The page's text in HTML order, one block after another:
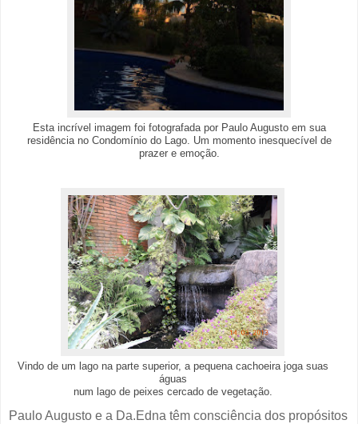
Esta incrível imagem foi fotografada por Paulo Augusto em sua
residência no Condomínio do Lago. Um momento inesquecível de
prazer e emoção.
Vindo de um lago na parte superior, a pequena cachoeira joga suas
águas
num lago de peixes cercado de vegetação.
Paulo Augusto e a Da.Edna têm consciência dos propósitos